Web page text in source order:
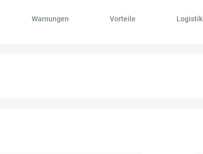
Warnungen Vorteile Logistik